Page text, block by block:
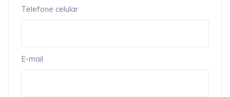
Telefone celular
E-mail